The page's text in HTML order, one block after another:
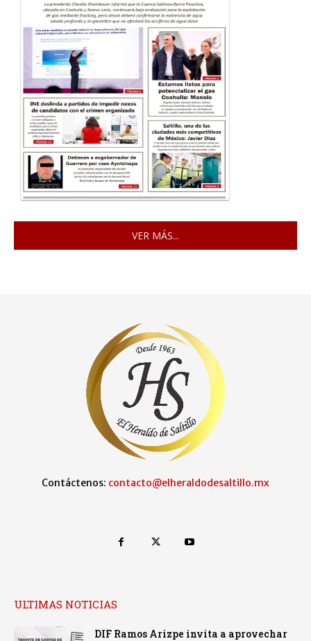
VER MÁS...
Contáctenos: contacto@elheraldodesaltillo.mx
ULTIMAS NOTICIAS
DIF Ramos Arizpe invita a aprovechar